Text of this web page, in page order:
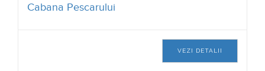
Cabana Pescarului
VEZI DETALII